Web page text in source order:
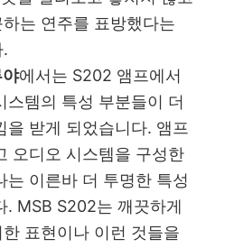
는 연주를 표방했다는
에서는 S202 앰프에서
스템의 특성 부분들이 더
을 받게 되었습니다. 앰프
오디오 시스템을 구성한
는 이른바 더 투명한 특성
. MSB S202는 깨끗하게
표현이나 이런 것들을